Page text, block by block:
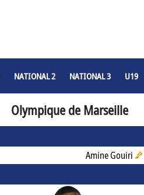
NATIONAL 2 NATIONAL 3 U19
Olympique de Marseille
Amine Gouiri